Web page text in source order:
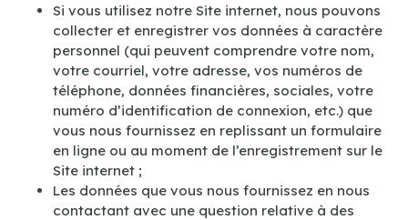
Si vous utilisez notre Site internet, nous pouvons
collecter et enregistrer vos données à caractère
personnel (qui peuvent comprendre votre nom,
votre courriel, votre adresse, vos numéros de
téléphone, données financières, sociales, votre
numéro d’identification de connexion, etc.) que
vous nous fournissez en replissant un formulaire
en ligne ou au moment de l’enregistrement sur le
Site internet ;
Les données que vous nous fournissez en nous
contactant avec une question relative à des